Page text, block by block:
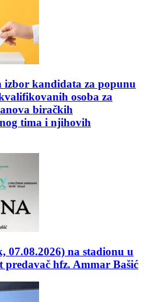
izbor kandidata za popunu
osoba za
biračkih
tima i njihovih
07.08.2026) na stadionu u
predavač hfz. Ammar Bašić